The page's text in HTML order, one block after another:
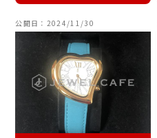
公開日：2024/11/30